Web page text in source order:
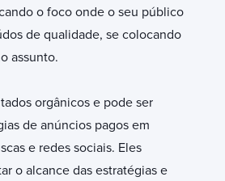
o foco onde o seu público
de qualidade, se colocando
assunto.
orgânicos e pode ser
de anúncios pagos em
e redes sociais. Eles
o alcance das estratégias e